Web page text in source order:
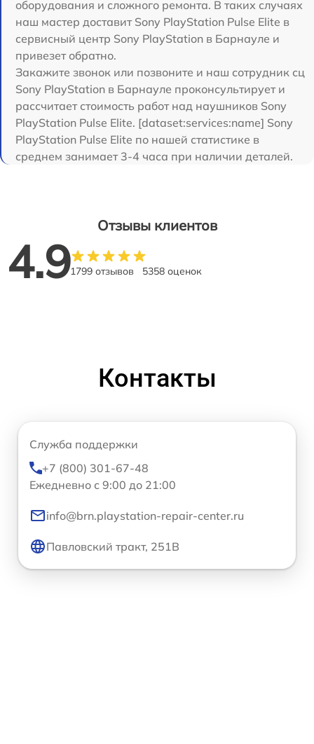
оборудования и сложного ремонта. В таких случаях
наш мастер доставит Sony PlayStation Pulse Elite в
сервисный центр Sony PlayStation в Барнауле и
привезет обратно.
Закажите звонок или позвоните и наш сотрудник сц
Sony PlayStation в Барнауле проконсультирует и
рассчитает стоимость работ над наушников Sony
PlayStation Pulse Elite. [dataset:services:name] Sony
PlayStation Pulse Elite по нашей статистике в
среднем занимает 3-4 часа при наличии деталей.
Отзывы клиентов
4.91799 отзывов 5358 оценок
Контакты
Служба поддержки
+7 (800) 301-67-48
Ежедневно с 9:00 до 21:00
info@brn.playstation-repair-center.ru
Павловский тракт, 251В